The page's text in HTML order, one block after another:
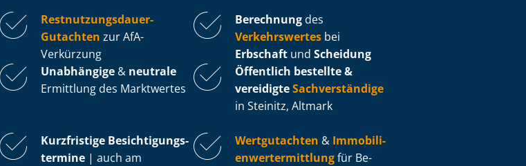
Rest­nut­zungs­dau­er-
Gutachten zur AfA-
Verkürzung
Berechnung des
Verkehrswertes bei
Erbschaft und Scheidung
Unabhängige & neutrale
Ermittlung des Marktwertes
Öffentlich bestellte &
vereidigteSachverständige
in Steinitz, Altmark
Kurzfristige Be­sich­ti­gungs­
ter­mi­ne | auch am
Wertgutachten & Im­mo­bi­li­
en­wert­ermitt­lungfür Be­